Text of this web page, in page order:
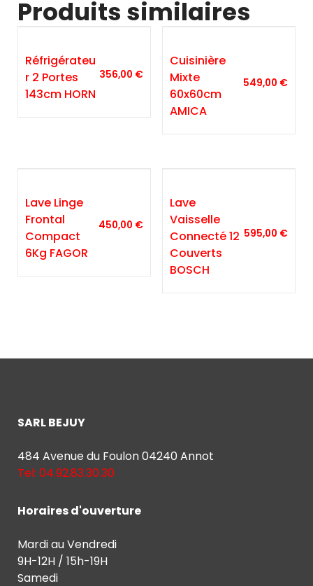
Produits similaires
Réfrigérateu
R 2 Portes
143cm HORN
356,00 €
Cuisinière
Mixte
60x60cm
AMICA
549,00 €
Lave Linge
Frontal
Compact
6Kg FAGOR
450,00 €
Lave
Vaisselle
Connecté 12
Couverts
BOSCH
595,00 €
SARL BEJUY
484 Avenue du Foulon 04240 Annot
Tel: 04.92.83.30.30
Horaires d'ouverture
Mardi au Vendredi
9H-12H / 15h-19H
Samedi